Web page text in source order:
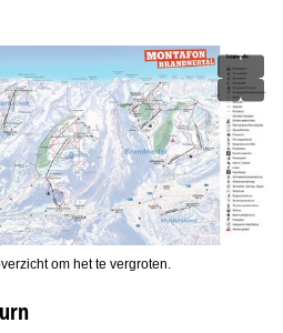
om het te vergroten.